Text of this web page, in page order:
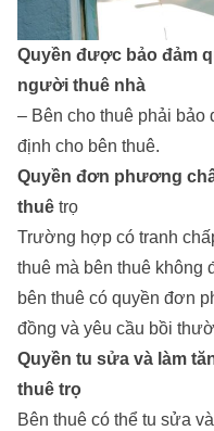
Quyền được bảo đảm
người thuê nhà
– Bên cho thuê phải bảo
định cho bên thuê.
Quyền đơn phương
thuê trọ
Trường hợp có tranh
thuê mà bên thuê không
bên thuê có quyền đơn
đồng và yêu cầu bồi
Quyền tu sửa và làm
thuê trọ
Bên thuê có thể tu sửa